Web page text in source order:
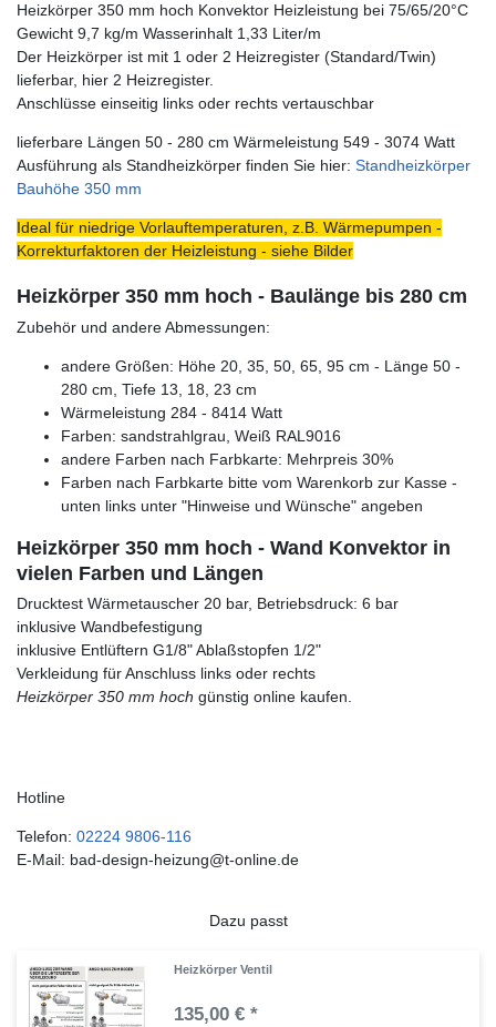
Heizkörper 350 mm hoch Konvektor Heizleistung bei 75/65/20°C
Gewicht 9,7 kg/m Wasserinhalt 1,33 Liter/m
Der Heizkörper ist mit 1 oder 2 Heizregister (Standard/Twin)
lieferbar, hier 2 Heizregister.
Anschlüsse einseitig links oder rechts vertauschbar
lieferbare Längen 50 - 280 cm Wärmeleistung 549 - 3074 Watt
Ausführung als Standheizkörper finden Sie hier: Standheizkörper
Bauhöhe 350 mm
Ideal für niedrige Vorlauftemperaturen, z.B. Wärmepumpen -
Korrekturfaktoren der Heizleistung - siehe Bilder
Heizkörper 350 mm hoch - Baulänge bis 280 cm
Zubehör und andere Abmessungen:
andere Größen: Höhe 20, 35, 50, 65, 95 cm - Länge 50 -
280 cm, Tiefe 13, 18, 23 cm
Wärmeleistung 284 - 8414 Watt
Farben: sandstrahlgrau, Weiß RAL9016
andere Farben nach Farbkarte: Mehrpreis 30%
Farben nach Farbkarte bitte vom Warenkorb zur Kasse -
unten links unter "Hinweise und Wünsche" angeben
Heizkörper 350 mm hoch - Wand Konvektor in
vielen Farben und Längen
Drucktest Wärmetauscher 20 bar, Betriebsdruck: 6 bar
inklusive Wandbefestigung
inklusive Entlüftern G1/8" Ablaßstopfen 1/2"
Verkleidung für Anschluss links oder rechts
Heizkörper 350 mm hoch günstig online kaufen.
Hotline
Telefon: 02224 9806-116
E-Mail: bad-design-heizung@t-online.de
Dazu passt
Heizkörper Ventil
135,00 € *